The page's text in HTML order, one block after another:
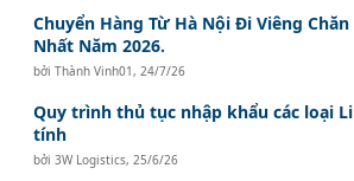
Chuyển Hàng Từ Hà Nội Đi Viêng Chăn
Nhất Năm 2026.
bởiThành Vinh01 , 24/7/26
Quy trình thủ tục nhập khẩu các loại
tính
bởi3W Logistics, 25/6/26